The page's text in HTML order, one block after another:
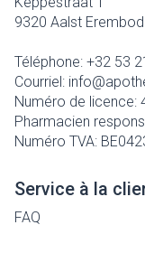
9320 Aalst
Téléphone: +32 53
Courriel: info@
Numéro de licence:
Pharmacien
Numéro TVA:
Service à la
FAQ